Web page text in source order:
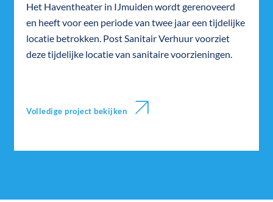
Het Haventheater in IJmuiden wordt gerenoveerd
en heeft voor een periode van twee jaar een tijdelijke
locatie betrokken. Post Sanitair Verhuur voorziet
deze tijdelijke locatie van sanitaire voorzieningen.
Volledige project bekijken